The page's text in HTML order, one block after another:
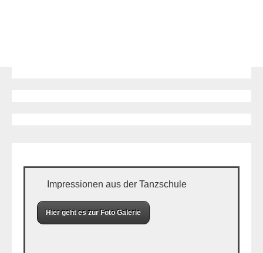
Impressionen aus der Tanzschule
Hier geht es zur Foto Galerie